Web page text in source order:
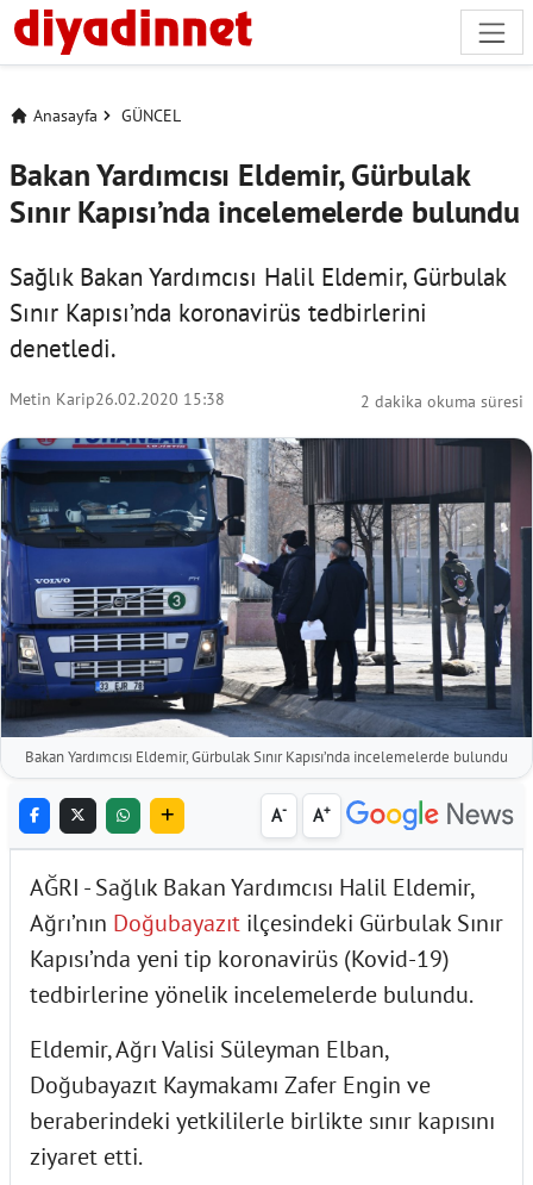
Anasayfa GÜNCEL
Bakan Yardımcısı Eldemir, Gürbulak
Sınır Kapısı’nda incelemelerde bulundu
Sağlık Bakan Yardımcısı Halil Eldemir, Gürbulak
Sınır Kapısı’nda koronavirüs tedbirlerini
denetledi.
Metin Karip26.02.2020 15:38 2 dakika okuma süresi
Bakan Yardımcısı Eldemir, Gürbulak Sınır Kapısı’nda incelemelerde bulundu
A- A+
AĞRI - Sağlık Bakan Yardımcısı Halil Eldemir,
Ağrı’nın Doğubayazıt ilçesindeki Gürbulak Sınır
Kapısı’nda yeni tip koronavirüs (Kovid-19)
tedbirlerine yönelik incelemelerde bulundu.
Eldemir, Ağrı Valisi Süleyman Elban,
Doğubayazıt Kaymakamı Zafer Engin ve
beraberindeki yetkililerle birlikte sınır kapısını
ziyaret etti.